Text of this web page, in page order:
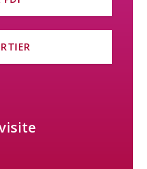
la réputation d’avoir les
de détail et des grandes
Aldi, Lidl, Denner,
restaurants, sociétés de